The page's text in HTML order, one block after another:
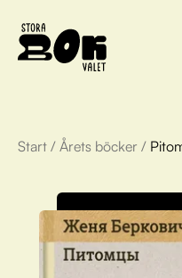
Årets
Om Stora
Olivia tipsar
Start / Årets böcker /